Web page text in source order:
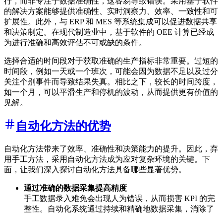
的解决方案能够提供准确性、实时洞察力、效率、一致性和可
扩展性。此外，与 ERP 和 MES 等系统集成可以促进数据共享
和决策制定。在现代制造业中，基于软件的 OEE 计算已经成
为进行准确和高效评估不可或缺的条件。
选择合适的时间段对于获取准确的生产指标非常重要。过短的
时间段，例如一天或一个班次，可能会因为数据不足以及过分
关注个别事件而导致结果失真。相比之下，较长的时间跨度，
如一个月，可以平滑生产和停机的波动，从而提供更有价值的
见解。
自动化方法的优势
自动化方法带来了效率、准确性和决策能力的提升。因此，弃
用手工方法，采用自动化方法成为应对复杂环境的关键。下
面，让我们深入探讨自动化方法具备哪些显著优势。
通过准确的数据采集提高精度
手工数据录入难免会出现人为错误，从而损害 KPI 的完
整性。自动化系统通过持续和精确地数据采集，消除了